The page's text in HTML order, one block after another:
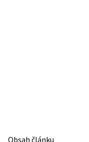
Obsah článku